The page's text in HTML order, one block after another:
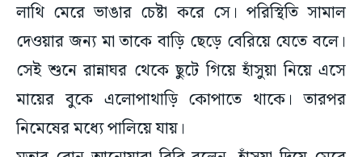
লাথি মেরে ভাঙার চেষ্টা করে সে। পরিস্থিতি সামাল
দেওয়ার জন্য মা তাকে বাড়ি ছেড়ে বেরিয়ে যেতে বলে।
সেই শুনে রান্নাঘর থেকে ছুটে গিয়ে হাঁসুয়া নিয়ে এসে
মায়ের বুকে এলোপাথাড়ি কোপাতে থাকে। তারপর
নিমেষের মধ্যে পালিয়ে যায়।